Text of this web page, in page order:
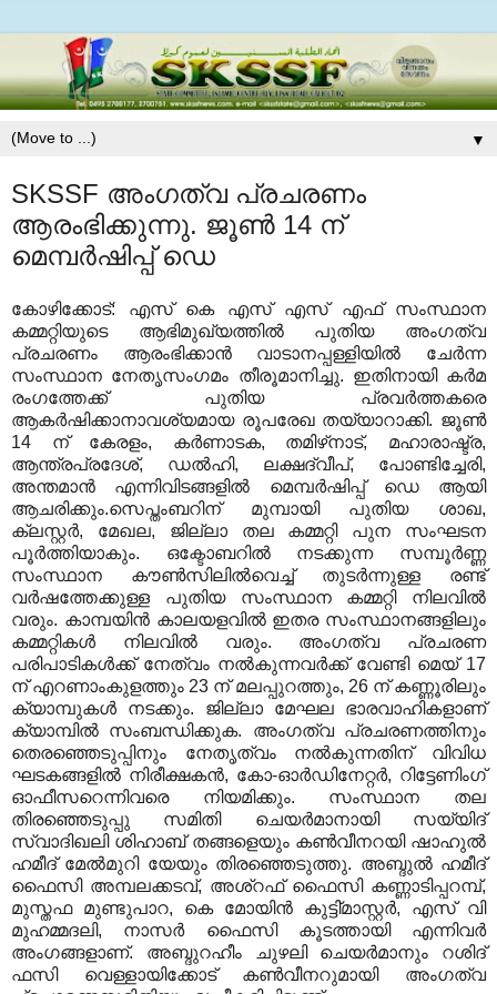
▼
SKSSF അംഗത്വ പ്രചരണം
ആരംഭിക്കുന്നു. ജൂണ്‍ 14 ന്
മെമ്പര്‍ഷിപ്പ് ഡെ
കോഴിക്കോട്: എസ് കെ എസ് എസ് എഫ് സംസ്ഥാന
കമ്മറ്റിയുടെ ആഭിമുഖ്യത്തില്‍ പുതിയ അംഗത്വ
പ്രചരണം ആരംഭിക്കാന്‍ വാടാനപ്പള്ളിയില്‍ ചേര്‍ന്ന
സംസ്ഥാന നേതൃസംഗമം തീരൂമാനിച്ചു. ഇതിനായി കര്‍മ
രംഗത്തേക്ക് പുതിയ പ്രവര്‍ത്തകരെ
ആകര്‍ഷിക്കാനാവശ്യമായ രൂപരേഖ തയ്യാറാക്കി. ജൂണ്‍
14 ന് കേരളം, കര്‍ണാടക, തമിഴ്‌നാട്, മഹാരാഷ്ട്ര,
ആന്ത്രപ്രദേശ്, ഡല്‍ഹി, ലക്ഷദ്വീപ്, പോണ്ടിച്ചേരി,
അന്തമാന്‍ എന്നിവിടങ്ങളില്‍ മെമ്പര്‍ഷിപ്പ് ഡെ ആയി
ആചരിക്കും.സെപ്തംബറിന് മുമ്പായി പുതിയ ശാഖ,
ക്ലസ്റ്റര്‍, മേഖല, ജില്ലാ തല കമ്മറ്റി പുന സംഘടന
പൂര്‍ത്തിയാകും. ഒക്ടോബറില്‍ നടക്കുന്ന സമ്പൂര്‍ണ്ണ
സംസ്ഥാന കൗണ്‍സിലില്‍വെച്ച് തുടര്‍ന്നുള്ള രണ്ട്
വര്‍ഷത്തേക്കുള്ള പുതിയ സംസ്ഥാന കമ്മറ്റി നിലവില്‍
വരും. കാമ്പയിന്‍ കാലയളവില്‍ ഇതര സംസ്ഥാനങ്ങളിലും
കമ്മറ്റികള്‍ നിലവില്‍ വരും. അംഗത്വ പ്രചരണ
പരിപാടികള്‍ക്ക് നേത്വം നല്‍കുന്നവര്‍ക്ക് വേണ്ടി മെയ് 17
ന് എറണാംകുളത്തും 23 ന് മലപ്പുറത്തും, 26 ന് കണ്ണൂരിലും
ക്യാമ്പുകള്‍ നടക്കും. ജില്ലാ മേഘല ഭാരവാഹികളാണ്
ക്യാമ്പില്‍ സംബന്ധിക്കുക. അംഗത്വ പ്രചരണത്തിനും
തെരഞ്ഞെടുപ്പിനും നേതൃത്വം നല്‍കുന്നതിന് വിവിധ
ഘടകങ്ങളില്‍ നിരീക്ഷകന്‍, കോ-ഓര്‍ഡിനേറ്റര്‍, റിട്ടേണിംഗ്
ഓഫീസറെന്നിവരെ നിയമിക്കും. സംസ്ഥാന തല
തിരഞ്ഞെടുപ്പു സമിതി ചെയര്‍മാനായി സയ്യിദ്
സ്വാദിഖലി ശിഹാബ് തങ്ങളെയും കണ്‍വീനറയി ഷാഹുല്‍
ഹമീദ് മേല്‍മുറി യേയും തിരഞ്ഞെടുത്തു. അബ്ദുല്‍ ഹമീദ്
ഫൈസി അമ്പലക്കടവ്, അശ്‌റഫ് ഫൈസി കണ്ണാടിപ്പറമ്പ്,
മുസ്തഫ മുണ്ടുപാറ, കെ മോയിന്‍ കുട്ടി്മാസ്റ്റര്‍, എസ് വി
മുഹമ്മദലി, നാസര്‍ ഫൈസി കൂടത്തായി എന്നിവര്‍
അംഗങ്ങളാണ്. അബ്ദുറഹീം ചുഴലി ചെയര്‍മാനും റശിദ്
ഫസി വെള്ളായിക്കോട് കണ്‍വീനറുമായി അംഗത്വ